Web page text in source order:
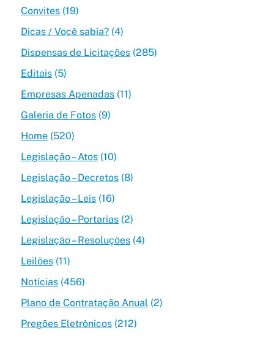
Convites(19)
Dicas / Você sabia?(4)
Dispensas de Licitações(285)
Editais(5)
Empresas Apenadas(11)
Galeria de Fotos(9)
Home(520)
Legislação – Atos(10)
Legislação – Decretos(8)
Legislação – Leis(16)
Legislação – Portarias(2)
Legislação – Resoluções(4)
Leilões(11)
Notícias(456)
Plano de Contratação Anual (2)
Pregões Eletrônicos(212)